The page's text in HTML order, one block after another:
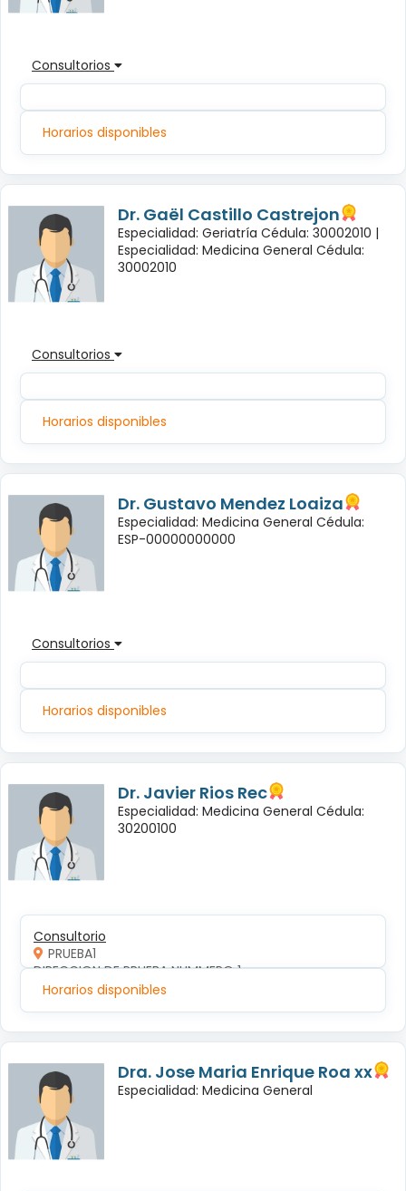
Consultorios
Horarios disponibles
Dr. Gaël Castillo Castrejon
Especialidad: Geriatría Cédula: 30002010 |
Especialidad: Medicina General Cédula:
30002010
Consultorios
Horarios disponibles
Dr. Gustavo Mendez Loaiza
Especialidad: Medicina General Cédula:
ESP-00000000000
Consultorios
Horarios disponibles
Dr. Javier Rios Rec
Especialidad: Medicina General Cédula:
30200100
Consultorio
PRUEBA1
DIRECCION DE PRUEBA NUMMERO 1
Horarios disponibles
Dra. Jose Maria Enrique Roa xx
Especialidad: Medicina General